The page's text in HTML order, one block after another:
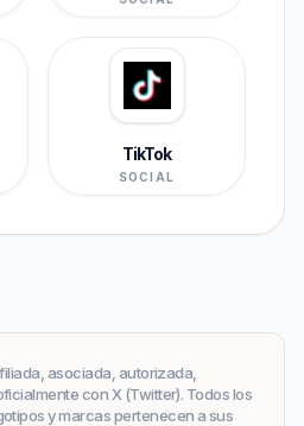
TikTok
SOCIAL
asociada, autorizada,
con X (Twitter). Todos los
y marcas pertenecen a sus